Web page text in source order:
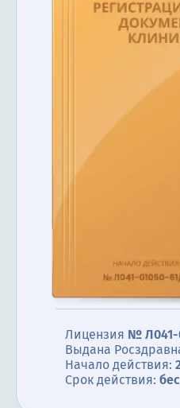
Лицензия № Л041-
Выдана
Начало действия:
Срок действия: